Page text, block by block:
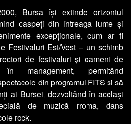
Bursa își extinde orizontul
oaspeți din întreaga lume și
excepționale, cum ar fi
Festivaluri Est/Vest – un schimb
de festivaluri și oameni de
management, permițând
din programul FITS și să
ai Bursei, dezvoltând în același
de muzică rroma, dans
rock.